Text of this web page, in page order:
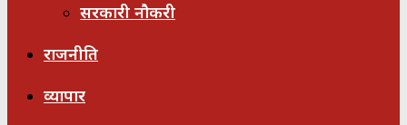
सरकारी नौकरी
राजनीति
व्यापार